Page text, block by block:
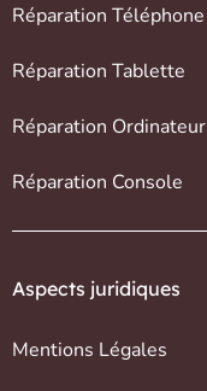
Réparation Téléphone
Réparation Tablette
Réparation Ordinateur
Réparation Console
Aspects juridiques
Mentions Légales